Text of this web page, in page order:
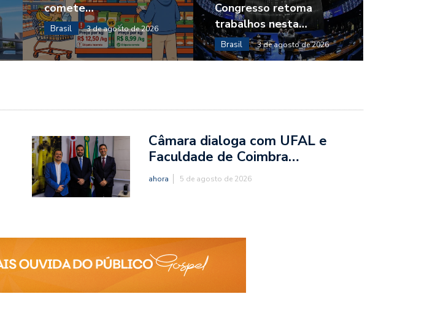
comete…
Brasil 3 de agosto de 2026
Congresso retoma
trabalhos nesta…
Brasil 3 de agosto de 2026
Câmara dialoga com UFAL e
Faculdade de Coimbra…
ahora 5 de agosto de 2026